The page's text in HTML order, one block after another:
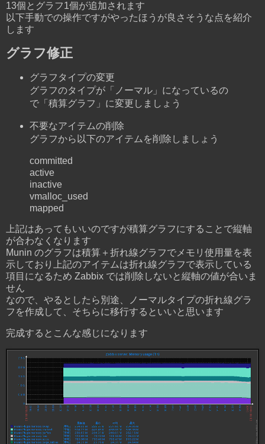
13個とグラフ1個が追加されます
以下手動での操作ですがやったほうが良さそうな点を紹介
します
グラフ修正
グラフタイプの変更
グラフのタイプが「ノーマル」になっているの
で「積算グラフ」に変更しましょう
不要なアイテムの削除
グラフから以下のアイテムを削除しましょう
committed
active
inactive
vmalloc_used
mapped
上記はあってもいいのですが積算グラフにすることで縦軸
が合わなくなります
Munin のグラフは積算＋折れ線グラフでメモリ使用量を表
示しており上記のアイテムは折れ線グラフで表示している
項目になるため Zabbix では削除しないと縦軸の値が合いま
せん
なので、やるとしたら別途、ノーマルタイプの折れ線グラ
フを作成して、そちらに移行するといいと思います
完成するとこんな感じになります